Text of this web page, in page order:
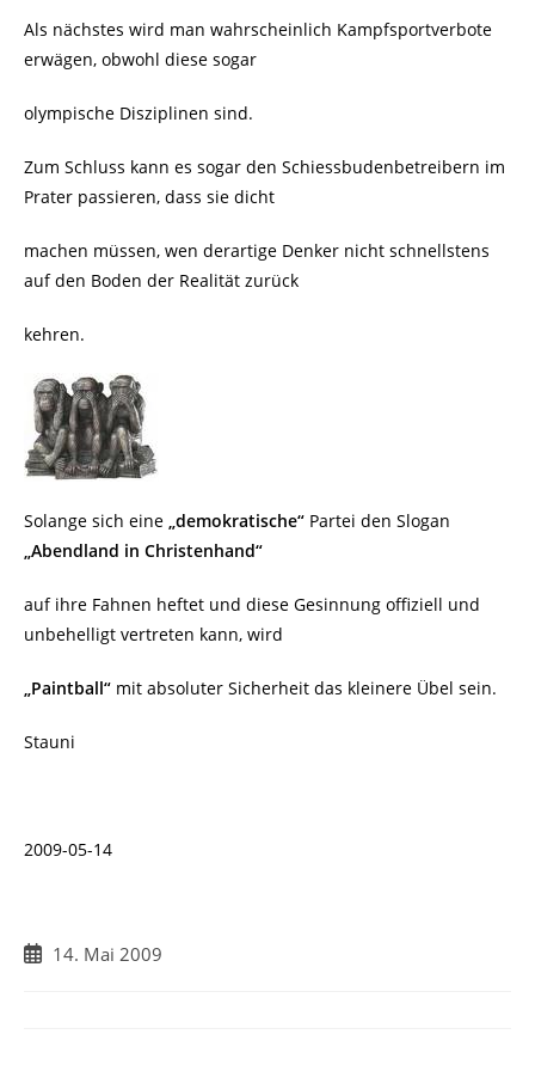
Als nächstes wird man wahrscheinlich Kampfsportverbote
erwägen, obwohl diese sogar
olympische Disziplinen sind.
Zum Schluss kann es sogar den Schiessbudenbetreibern im
Prater passieren, dass sie dicht
machen müssen, wen derartige Denker nicht schnellstens
auf den Boden der Realität zurück
kehren.
Solange sich eine „demokratische“ Partei den Slogan
„Abendland in Christenhand“
auf ihre Fahnen heftet und diese Gesinnung offiziell und
unbehelligt vertreten kann, wird
„Paintball“ mit absoluter Sicherheit das kleinere Übel sein.
Stauni
2009-05-14
Beitrag14. Mai 2009